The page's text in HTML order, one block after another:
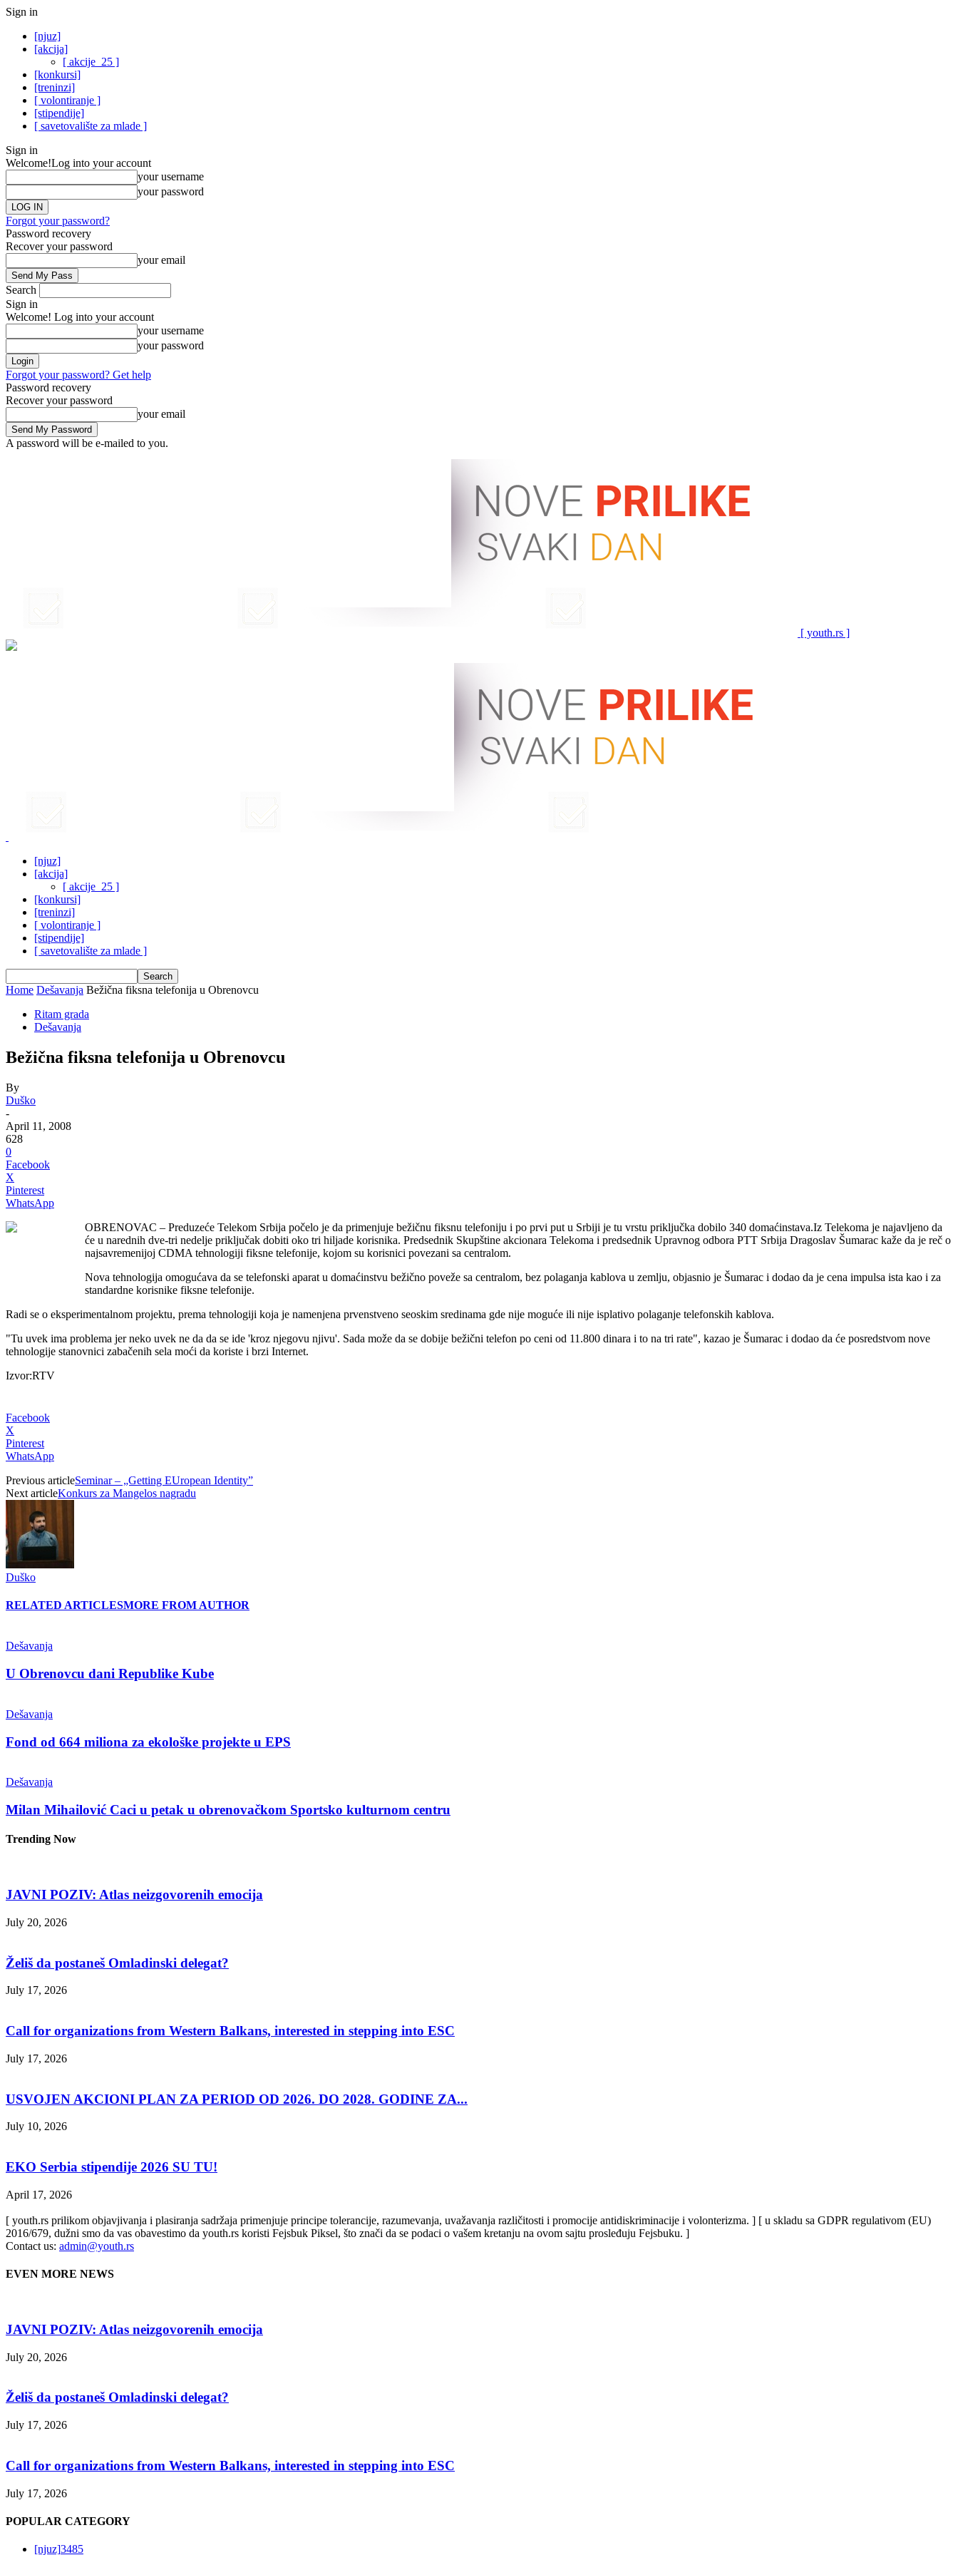
Sign in
[njuz]
[akcija]
[ akcije_25 ]
[konkursi]
[treninzi]
[ volontiranje ]
[stipendije]
[ savetovalište za mlade ]
Sign in
Welcome!Log into your account
your username
your password
Forgot your password?
Password recovery
Recover your password
your email
Search
Sign in
Welcome! Log into your account
your username
your password
Forgot your password? Get help
Password recovery
Recover your password
your email
A password will be e-mailed to you.
[ youth.rs ]
[njuz]
[akcija]
[ akcije_25 ]
[konkursi]
[treninzi]
[ volontiranje ]
[stipendije]
[ savetovalište za mlade ]
Home Dešavanja Bežična fiksna telefonija u Obrenovcu
Ritam grada
Dešavanja
Bežična fiksna telefonija u Obrenovcu
By
Duško
-
April 11, 2008
628
0
Facebook
X
Pinterest
WhatsApp
OBRENOVAC – Preduzeće Telekom Srbija počelo je da primenjuje bežičnu fiksnu telefoniju i po prvi put u Srbiji je tu vrstu priključka dobilo 340 domaćinstava.Iz Telekoma je najavljeno da
će u narednih dve-tri nedelje priključak dobiti oko tri hiljade korisnika. Predsednik Skupštine akcionara Telekoma i predsednik Upravnog odbora PTT Srbija Dragoslav Šumarac kaže da je reč o
najsavremenijoj CDMA tehnologiji fiksne telefonije, kojom su korisnici povezani sa centralom.
Nova tehnologija omogućava da se telefonski aparat u domaćinstvu bežično poveže sa centralom, bez polaganja kablova u zemlju, objasnio je Šumarac i dodao da je cena impulsa ista kao i za
standardne korisnike fiksne telefonije.
Radi se o eksperimentalnom projektu, prema tehnologiji koja je namenjena prvenstveno seoskim sredinama gde nije moguće ili nije isplativo polaganje telefonskih kablova.
"Tu uvek ima problema jer neko uvek ne da da se ide 'kroz njegovu njivu'. Sada može da se dobije bežični telefon po ceni od 11.800 dinara i to na tri rate", kazao je Šumarac i dodao da će posredstvom nove
tehnologije stanovnici zabačenih sela moći da koriste i brzi Internet.
Izvor:RTV
Facebook
X
Pinterest
WhatsApp
Previous articleSeminar – „Getting EUropean Identity”
Next articleKonkurs za Mangelos nagradu
Duško
RELATED ARTICLESMORE FROM AUTHOR
Dešavanja
U Obrenovcu dani Republike Kube
Dešavanja
Fond od 664 miliona za ekološke projekte u EPS
Dešavanja
Milan Mihailović Caci u petak u obrenovačkom Sportsko kulturnom centru
Trending Now
JAVNI POZIV: Atlas neizgovorenih emocija
July 20, 2026
Želiš da postaneš Omladinski delegat?
July 17, 2026
Call for organizations from Western Balkans, interested in stepping into ESC
July 17, 2026
USVOJEN AKCIONI PLAN ZA PERIOD OD 2026. DO 2028. GODINE ZA...
July 10, 2026
EKO Serbia stipendije 2026 SU TU!
April 17, 2026
[ youth.rs prilikom objavjivanja i plasiranja sadržaja primenjuje principe tolerancije, razumevanja, uvažavanja različitosti i promocije antidiskriminacije i volonterizma. ] [ u skladu sa GDPR regulativom (EU)
2016/679, dužni smo da vas obavestimo da youth.rs koristi Fejsbuk Piksel, što znači da se podaci o vašem kretanju na ovom sajtu prosleđuju Fejsbuku. ]
Contact us: admin@youth.rs
EVEN MORE NEWS
JAVNI POZIV: Atlas neizgovorenih emocija
July 20, 2026
Želiš da postaneš Omladinski delegat?
July 17, 2026
Call for organizations from Western Balkans, interested in stepping into ESC
July 17, 2026
POPULAR CATEGORY
[njuz]3485